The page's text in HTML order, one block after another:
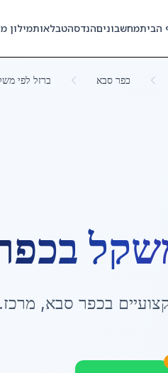
הביתמחשבוניםהנדסהטבלאותמילון
כפר סבא ברזל לפי
ב
בכפר סבא, מרכז